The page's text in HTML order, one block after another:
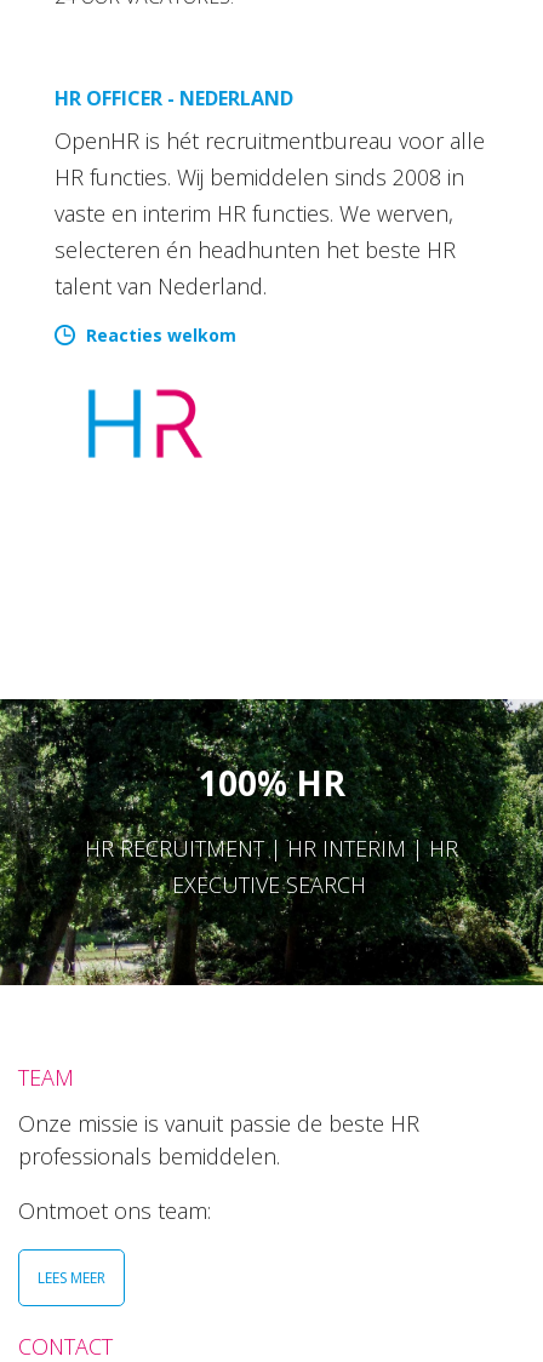
HR OFFICER - NEDERLAND
OpenHR is hét recruitmentbureau voor alle
HR functies. Wij bemiddelen sinds 2008 in
vaste en interim HR functies. We werven,
selecteren én headhunten het beste HR
talent van Nederland.
Reacties welkom
100% HR
HR RECRUITMENT | HR INTERIM | HR
EXECUTIVE SEARCH
TEAM
Onze missie is vanuit passie de beste HR
professionals bemiddelen.
Ontmoet ons team:
LEES MEER
CONTACT